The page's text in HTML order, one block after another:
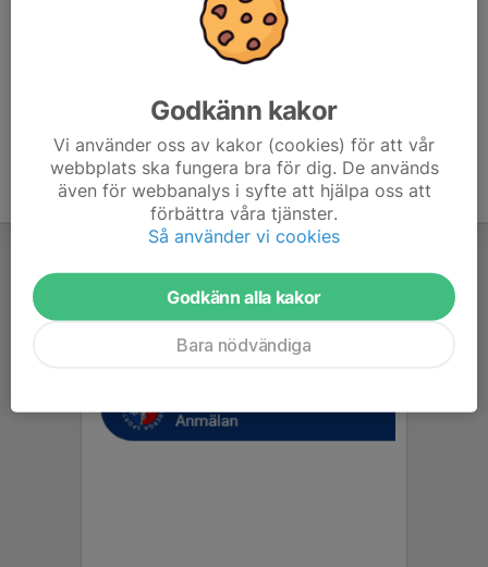
Godkänn kakor
Vi använder oss av kakor (cookies) för att vår
webbplats ska fungera bra för dig. De används
även för webbanalys i syfte att hjälpa oss att
förbättra våra tjänster.
Så använder vi cookies
Godkänn alla kakor
Bara nödvändiga